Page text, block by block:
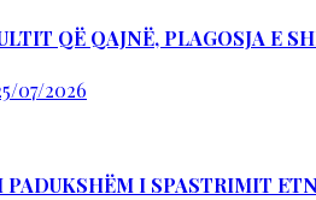
QË QAJNË, PLAGOSJA E
07/2026
PADUKSHËM I SPASTRIMIT